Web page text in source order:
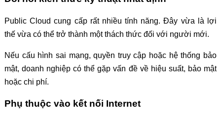
Public Cloud cung cấp rất nhiều tính năng. Đây vừa là lợi
thế vừa có thể trở thành một thách thức đối với người mới.
Nếu cấu hình sai mạng, quyền truy cập hoặc hệ thống bảo
mật, doanh nghiệp có thể gặp vấn đề về hiệu suất, bảo mật
hoặc chi phí.
Phụ thuộc vào kết nối Internet